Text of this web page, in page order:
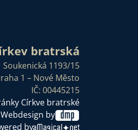
bratrská
Soukenická 1193/15
1 – Nové Město
IČ: 00445215
Církve bratrské
Webdesign by
by